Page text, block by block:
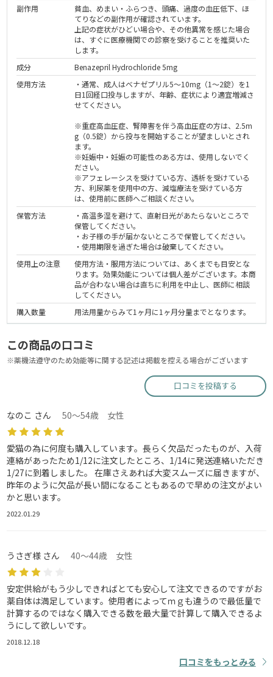
副作用
貧血、めまい・ふらつき、頭痛、過度の血圧低下、ほ
てりなどの副作用が確認されています。
上記の症状がひどい場合や、その他異常を感じた場合
は、すぐに医療機関での診察を受けることを推奨いた
します。
成分
Benazepril Hydrochloride 5mg
使用方法
・通常、成人はベナゼプリル5～10mg（1～2錠）を1
日1回経口投与しますが、年齢、症状により適宜増減さ
せてください。
※重症高血圧症、腎障害を伴う高血圧症の方は、2.5m
g（0.5錠）から投与を開始することが望ましいとされ
ます。
※妊娠中・妊娠の可能性のある方は、使用しないでく
ださい。
※アフェレーシスを受けている方、透析を受けている
方、利尿薬を使用中の方、減塩療法を受けている方
は、使用前に医師へご相談ください。
保管方法
・高温多湿を避けて、直射日光があたらないところで
保管してください。
・お子様の手が届かないところで保管してください。
・使用期限を過ぎた場合は破棄してください。
使用上の注意
使用方法・服用方法については、あくまでも目安とな
ります。効果効能については個人差がございます。本商
品が合わない場合は直ちに利用を中止し、医師に相談
してください。
購入数量
用法用量からみて1ヶ月に1ヶ月分量までとなります。
この商品の口コミ
※薬機法遵守のため効能等に関する記述は掲載を控える場合がございます
口コミを投稿する
なのこ さん 50～54歳 女性
愛猫の為に何度も購入しています。長らく欠品だったものが、入荷
連絡があったため1/12に注文したところ、1/14に発送連絡いただき
1/27に到着しました。 在庫さえあれば大変スムーズに届きますが、
昨年のように欠品が長い間になることもあるので早めの注文がよい
かと思います。
2022.01.29
うさぎ様 さん 40～44歳 女性
安定供給がもう少しできればとても安心して注文できるのですがお
薬自体は満足しています。使用者によってｍｇも違うので最低量で
計算するのではなく購入できる数を最大量で計算して購入できるよ
うにして欲しいです。
2018.12.18
口コミをもっとみる